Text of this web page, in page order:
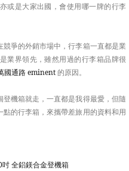
或是大家出國，會使用哪一牌的行李
爭的外銷市場中，行李箱一直都是業
業界領先，雖然用過的行李箱品牌很
國通路 eminent的原因。
機箱就走，一直都是我得最愛，但隨
的行李箱，來攜帶差旅用的資料和用
全鋁鎂合金登機箱